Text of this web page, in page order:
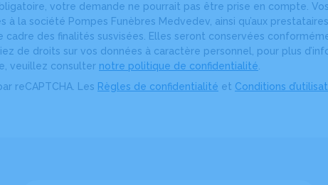
votre demande ne pourrait pas être prise en compte.
à la société Pompes Funèbres Medvedev, ainsi qu’aux
cadre des finalités susvisées. Elles seront conservées
de droits sur vos données à caractère personnel, pour plus
veuillez consulter notre politique de confidentialité
reCAPTCHA. Les Règles de confidentialité et Conditions